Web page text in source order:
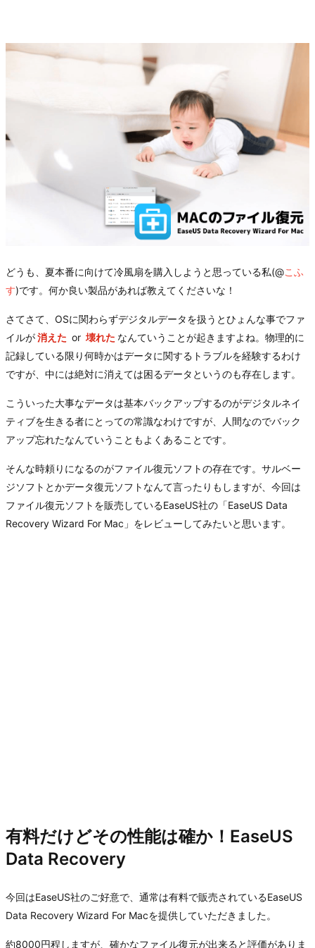
どうも、夏本番に向けて冷風扇を購入しようと思っている私(@こふ
す)です。何か良い製品があれば教えてくださいな！
さてさて、OSに関わらずデジタルデータを扱うとひょんな事でファ
イルが消えた or 壊れた なんていうことが起きますよね。物理的に
記録している限り何時かはデータに関するトラブルを経験するわけ
ですが、中には絶対に消えては困るデータというのも存在します。
こういった大事なデータは基本バックアップするのがデジタルネイ
ティブを生きる者にとっての常識なわけですが、人間なのでバック
アップ忘れたなんていうこともよくあることです。
そんな時頼りになるのがファイル復元ソフトの存在です。サルベー
ジソフトとかデータ復元ソフトなんて言ったりもしますが、今回は
ファイル復元ソフトを販売しているEaseUS社の「EaseUS Data
Recovery Wizard For Mac」をレビューしてみたいと思います。
有料だけどその性能は確か！EaseUS
Data Recovery
今回はEaseUS社のご好意で、通常は有料で販売されているEaseUS
Data Recovery Wizard For Macを提供していただきました。
約8000円程しますが、確かなファイル復元が出来ると評価がありま